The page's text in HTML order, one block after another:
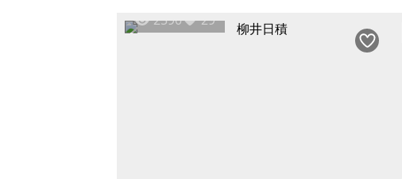
2590 29